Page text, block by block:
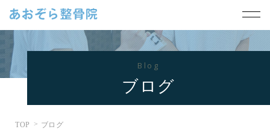
Blog
ブログ
TOP ブログ